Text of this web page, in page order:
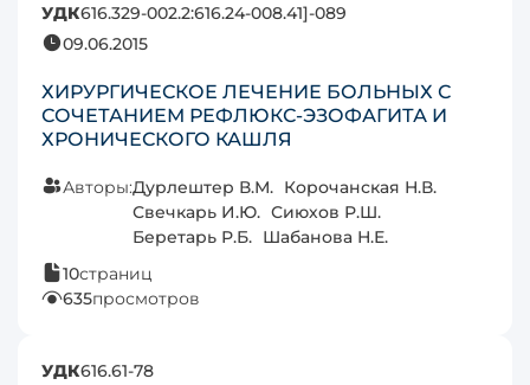
УДК616.329-002.2:616.24-008.41]-089
09.06.2015
ХИРУРГИЧЕСКОЕ ЛЕЧЕНИЕ БОЛЬНЫХ С
СОЧЕТАНИЕМ РЕФЛЮКС-ЭЗОФАГИТА И
ХРОНИЧЕСКОГО КАШЛЯ
Авторы:Дурлештер В.М. Корочанская Н.В.
Свечкарь И.Ю. Сиюхов Р.Ш.
Беретарь Р.Б. Шабанова Н.Е.
10страниц
635просмотров
УДК616.61-78